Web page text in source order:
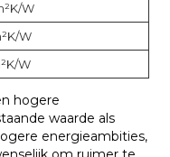
W
W
W
hogere
waarde als
energieambities,